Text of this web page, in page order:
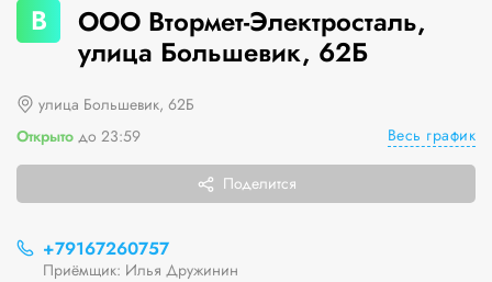
В
ООО Втормет-Электросталь,
улица Большевик, 62Б
улица Большевик, 62Б
Открыто до 23:59 Весь график
Поделится
+79167260757
Приёмщик: Илья Дружинин